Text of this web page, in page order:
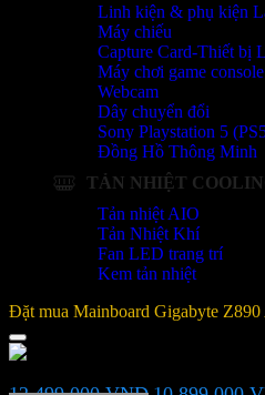
Linh kiện & phụ kiện
Máy chiếu
Capture Card-Thiết bị
Máy chơi game console
Webcam
Dây chuyển đổi
Sony Playstation 5
Đồng Hồ Thông Minh
TẢN NHIỆT
Tản nhiệt AIO
Tản Nhiệt Khí
Fan LED trang trí
Kem tản nhiệt
Đặt mua Mainboard Gigabyte
Giá